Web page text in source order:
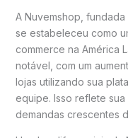
A Nuvemshop,
se estabeleceu como
commerce na América
notável, com um
lojas utilizando sua
equipe. Isso reflete
demandas crescentes